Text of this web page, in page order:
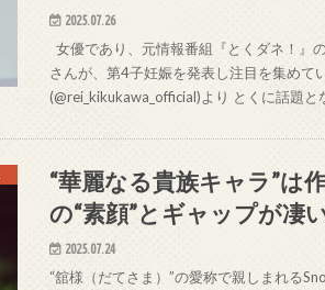
2025.07.26
女優であり、元情報番組『とくダネ！』
さんが、第4子妊娠を発表し注目を集めて
(@rei_kikukawa_official)より とくに話題
“華麗なる貴族キャラ”は
の“素顔”とギャップが凄
2025.07.24
“舘様（だてさま）”の愛称で親しまれる